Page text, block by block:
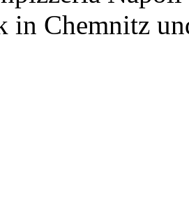
in Chemnitz